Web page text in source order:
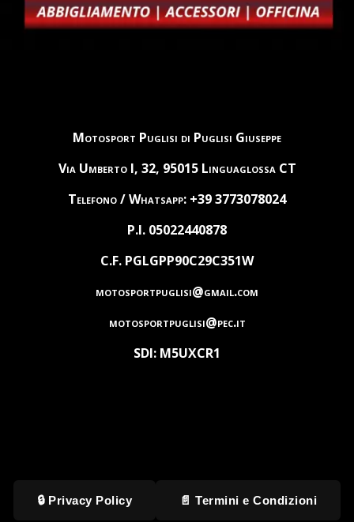
Motosport Puglisi di Puglisi Giuseppe
Via Umberto I, 32, 95015 Linguaglossa CT
Telefono / Whatsapp: +39 3773078024
P.I. 05022440878
C.F. PGLGPP90C29C351W
motosportpuglisi@gmail.com
motosportpuglisi@pec.it
SDI: M5UXCR1
🔒 Privacy Policy 📄 Termini e Condizioni